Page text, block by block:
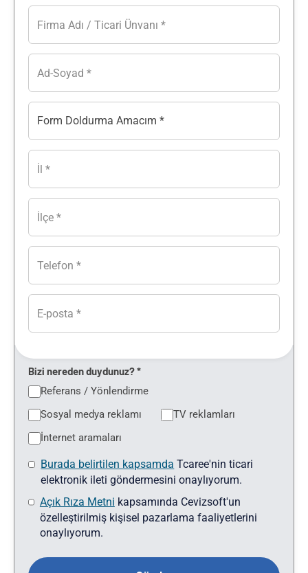
Bizi nereden duydunuz? *
Referans / Yönlendirme
Sosyal medya reklamı
TV reklamları
İnternet aramaları
Burada belirtilen kapsamda Tcaree'nin ticari
elektronik ileti göndermesini onaylıyorum.
Açık Rıza Metni kapsamında Cevizsoft'un
özelleştirilmiş kişisel pazarlama faaliyetlerini
onaylıyorum.